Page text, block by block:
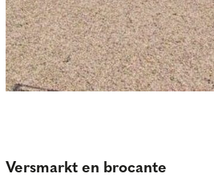
Versmarkt en brocante